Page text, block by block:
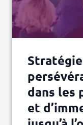
dans les
et